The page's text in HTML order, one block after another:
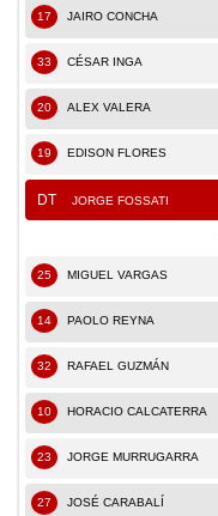
17 JAIRO CONCHA
33 CÉSAR INGA
20 ALEX VALERA
19 EDISON FLORES
DT JORGE FOSSATI
25 MIGUEL VARGAS
14 PAOLO REYNA
32 RAFAEL GUZMÁN
10 HORACIO CALCATERRA
23 JORGE MURRUGARRA
27 JOSÉ CARABALÍ